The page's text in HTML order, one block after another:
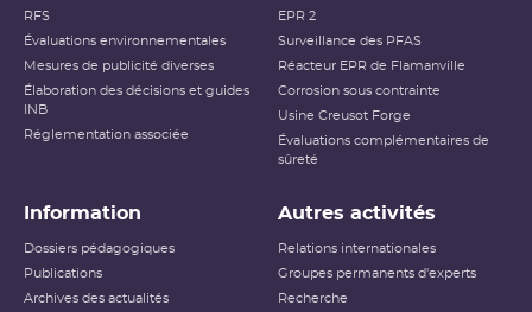
RFS
Évaluations environnementales
Mesures de publicité diverses
Élaboration des décisions et guides
INB
Réglementation associée
EPR 2
Surveillance des PFAS
Réacteur EPR de Flamanville
Corrosion sous contrainte
Usine Creusot Forge
Évaluations complémentaires de
sûreté
Information
Dossiers pédagogiques
Publications
Archives des actualités
Autres activités
Relations internationales
Groupes permanents d'experts
Recherche